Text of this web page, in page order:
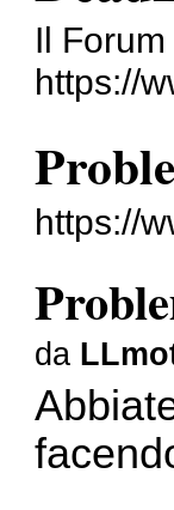
Il
https://
https://
da